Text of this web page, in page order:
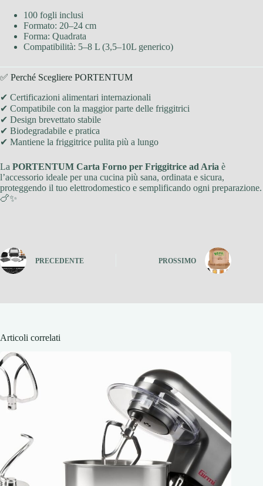
100 fogli inclusi
Formato: 20–24 cm
Forma: Quadrata
Compatibilità: 5–8 L (3,5–10L generico)
✅ Perché Scegliere PORTENTUM
✔ Certificazioni alimentari internazionali
✔ Compatibile con la maggior parte delle friggitrici
✔ Design brevettato stabile
✔ Biodegradabile e pratica
✔ Mantiene la friggitrice pulita più a lungo
La PORTENTUM Carta Forno per Friggitrice ad Aria è
l’accessorio ideale per una cucina più sana, ordinata e sicura,
proteggendo il tuo elettrodomestico e semplificando ogni preparazione.
🍗✨
PRECEDENTE PROSSIMO
Articoli correlati